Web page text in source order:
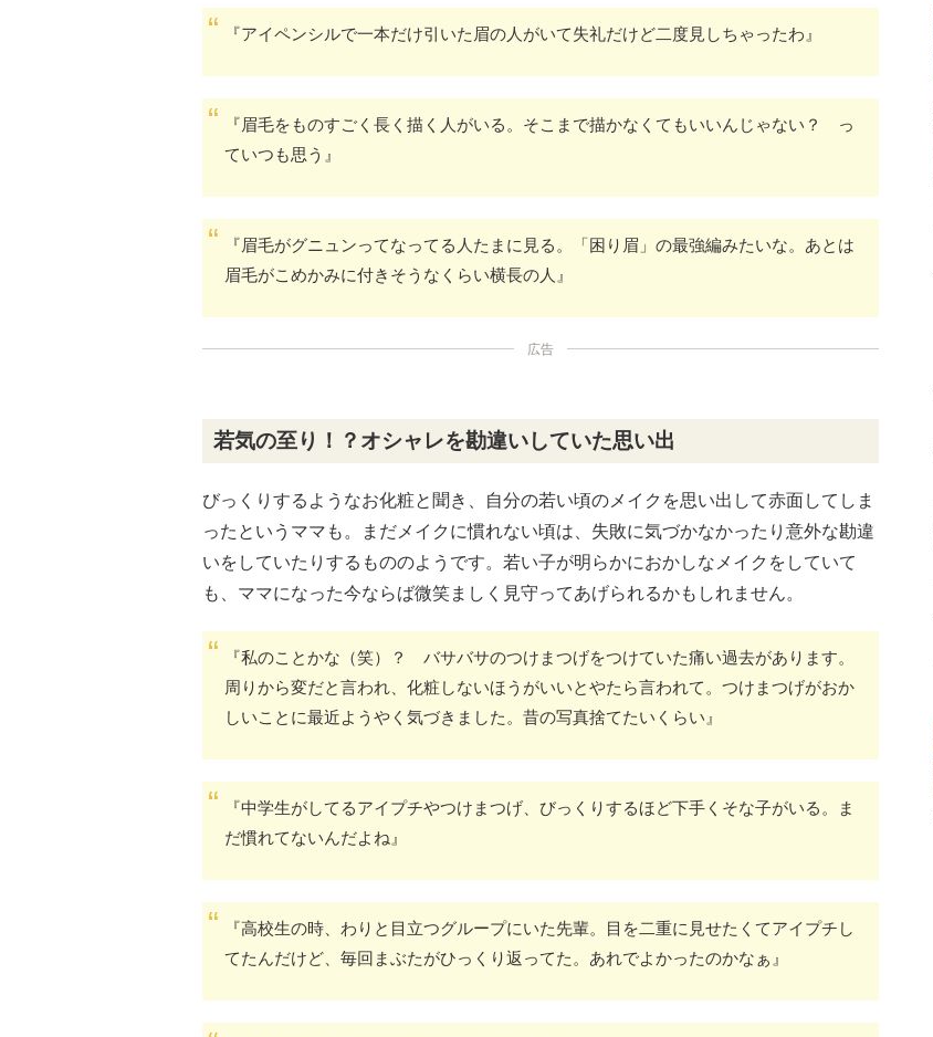
『アイペンシルで一本だけ引いた眉の人がいて失礼だけど二度見しちゃったわ』
『眉毛をものすごく長く描く人がいる。そこまで描かなくてもいいんじゃない？ っ
ていつも思う』
『眉毛がグニュンってなってる人たまに見る。「困り眉」の最強編みたいな。あとは
眉毛がこめかみに付きそうなくらい横長の人』
広告
若気の至り！？オシャレを勘違いしていた思い出
びっくりするようなお化粧と聞き、自分の若い頃のメイクを思い出して赤面してしま
ったというママも。まだメイクに慣れない頃は、失敗に気づかなかったり意外な勘違
いをしていたりするもののようです。若い子が明らかにおかしなメイクをしていて
も、ママになった今ならば微笑ましく見守ってあげられるかもしれません。
『私のことかな（笑）？ バサバサのつけまつげをつけていた痛い過去があります。
周りから変だと言われ、化粧しないほうがいいとやたら言われて。つけまつげがおか
しいことに最近ようやく気づきました。昔の写真捨てたいくらい』
『中学生がしてるアイプチやつけまつげ、びっくりするほど下手くそな子がいる。ま
だ慣れてないんだよね』
『高校生の時、わりと目立つグループにいた先輩。目を二重に見せたくてアイプチし
てたんだけど、毎回まぶたがひっくり返ってた。あれでよかったのかなぁ』